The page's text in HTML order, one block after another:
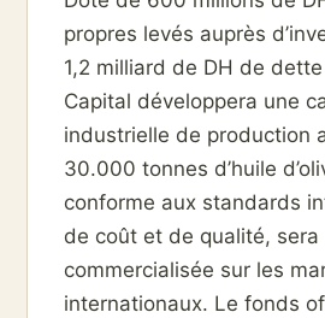
propres levés auprès
1,2 milliard de DH de
Capital développera une
industrielle de production
30.000 tonnes d’huile
conforme aux standards
de coût et de qualité,
commercialisée sur les
internationaux. Le fonds